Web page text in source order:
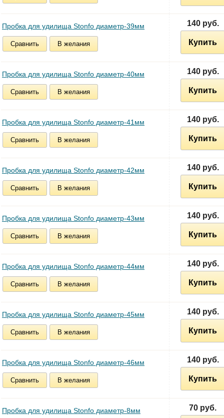
Пробка для удилища Stonfo диаметр-39мм
Сравнить В желания
140 руб.
Купить
Пробка для удилища Stonfo диаметр-40мм
Сравнить В желания
140 руб.
Купить
Пробка для удилища Stonfo диаметр-41мм
Сравнить В желания
140 руб.
Купить
Пробка для удилища Stonfo диаметр-42мм
Сравнить В желания
140 руб.
Купить
Пробка для удилища Stonfo диаметр-43мм
Сравнить В желания
140 руб.
Купить
Пробка для удилища Stonfo диаметр-44мм
Сравнить В желания
140 руб.
Купить
Пробка для удилища Stonfo диаметр-45мм
Сравнить В желания
140 руб.
Купить
Пробка для удилища Stonfo диаметр-46мм
Сравнить В желания
140 руб.
Купить
Пробка для удилища Stonfo диаметр-8мм 70 руб.